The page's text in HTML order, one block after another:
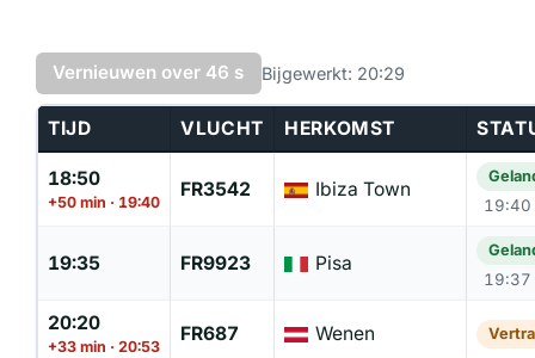
Vernieuwen over 46 s Bijgewerkt: 20:29
TIJD VLUCHT HERKOMST
18:50
+50 min · 19:40
FR3542 Ibiza Town
19:40
19:35 FR9923 Pisa
19:37
20:20
+33 min · 20:53
FR687 Wenen